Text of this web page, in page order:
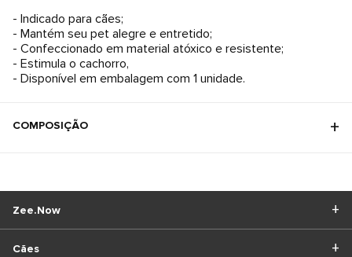
- Indicado para cães;
- Mantém seu pet alegre e entretido;
- Confeccionado em material atóxico e resistente;
- Estimula o cachorro,
- Disponível em embalagem com 1 unidade.
COMPOSIÇÃO
Cães
Zee.Now